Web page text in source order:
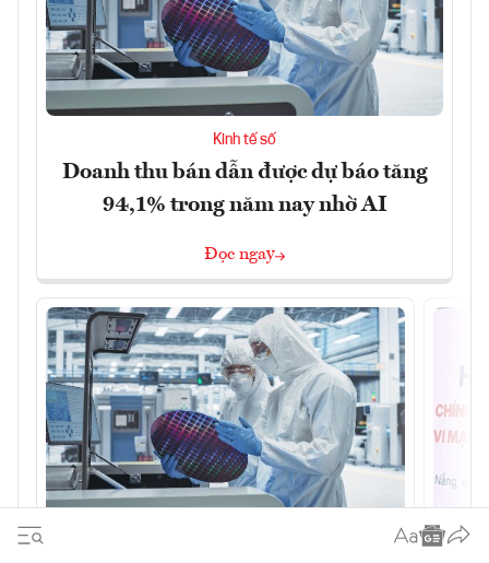
Kinh tế số
Doanh thu bán dẫn được dự báo tăng
94,1% trong năm nay nhờ AI
Đọc ngay